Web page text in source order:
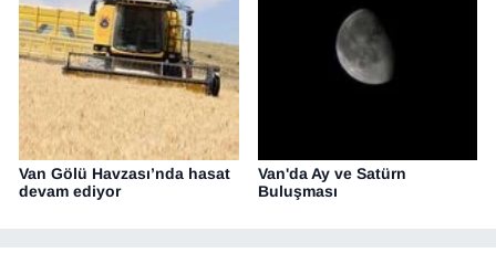
Van Gölü Havzası’nda hasat
devam ediyor
Van'da Ay ve Satürn
Buluşması